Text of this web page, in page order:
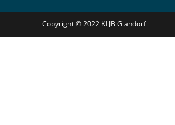
Copyright © 2022 KLJB Glandorf